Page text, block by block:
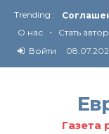
Trending :
О нас • Стать
Войти
Газета